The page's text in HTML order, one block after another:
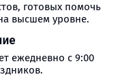
готовых помочь
высшем уровне.
ежедневно с 9:00